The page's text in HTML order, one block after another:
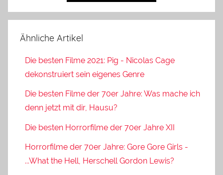
Ähnliche Artikel
Die besten Filme 2021: Pig - Nicolas Cage
dekonstruiert sein eigenes Genre
Die besten Filme der 70er Jahre: Was mache ich
denn jetzt mit dir, Hausu?
Die besten Horrorfilme der 70er Jahre XII
Horrorfilme der 70er Jahre: Gore Gore Girls -
...What the Hell, Herschell Gordon Lewis?